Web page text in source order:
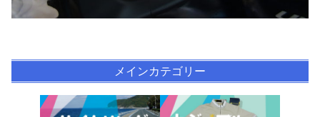
メインカテゴリー